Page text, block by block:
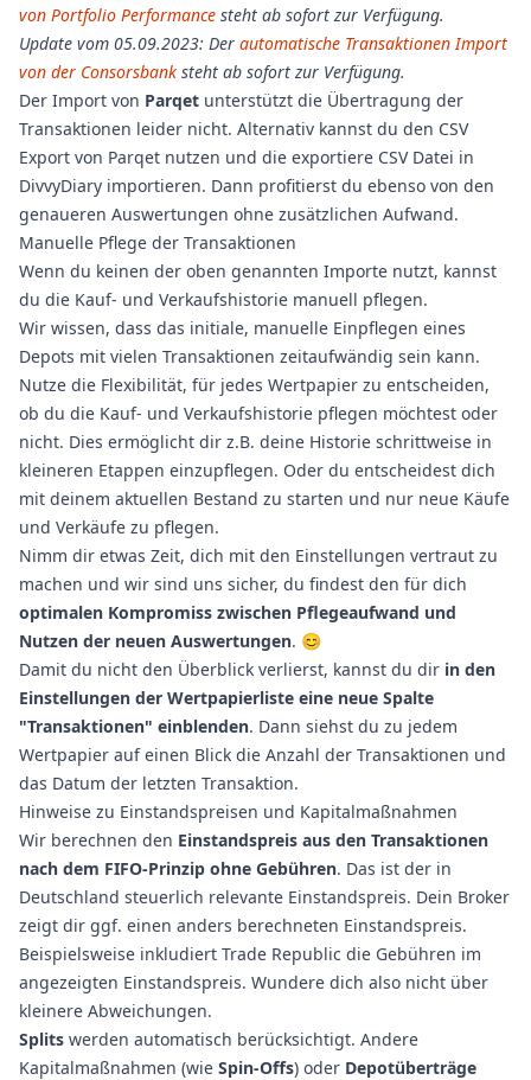
von Portfolio Performance steht ab sofort zur Verfügung.
Update vom 05.09.2023: Der automatische Transaktionen Import
von der Consorsbank steht ab sofort zur Verfügung.
Der Import von Parqet unterstützt die Übertragung der
Transaktionen leider nicht. Alternativ kannst du den CSV
Export von Parqet nutzen und die exportiere CSV Datei in
DivvyDiary importieren. Dann profitierst du ebenso von den
genaueren Auswertungen ohne zusätzlichen Aufwand.
Manuelle Pflege der Transaktionen
Wenn du keinen der oben genannten Importe nutzt, kannst
du die Kauf- und Verkaufshistorie manuell pflegen.
Wir wissen, dass das initiale, manuelle Einpflegen eines
Depots mit vielen Transaktionen zeitaufwändig sein kann.
Nutze die Flexibilität, für jedes Wertpapier zu entscheiden,
ob du die Kauf- und Verkaufshistorie pflegen möchtest oder
nicht. Dies ermöglicht dir z.B. deine Historie schrittweise in
kleineren Etappen einzupflegen. Oder du entscheidest dich
mit deinem aktuellen Bestand zu starten und nur neue Käufe
und Verkäufe zu pflegen.
Nimm dir etwas Zeit, dich mit den Einstellungen vertraut zu
machen und wir sind uns sicher, du findest den für dich
optimalen Kompromiss zwischen Pflegeaufwand und
Nutzen der neuen Auswertungen. 😊
Damit du nicht den Überblick verlierst, kannst du dir in den
Einstellungen der Wertpapierliste eine neue Spalte
"Transaktionen" einblenden. Dann siehst du zu jedem
Wertpapier auf einen Blick die Anzahl der Transaktionen und
das Datum der letzten Transaktion.
Hinweise zu Einstandspreisen und Kapitalmaßnahmen
Wir berechnen den Einstandspreis aus den Transaktionen
nach dem FIFO-Prinzip ohne Gebühren. Das ist der in
Deutschland steuerlich relevante Einstandspreis. Dein Broker
zeigt dir ggf. einen anders berechneten Einstandspreis.
Beispielsweise inkludiert Trade Republic die Gebühren im
angezeigten Einstandspreis. Wundere dich also nicht über
kleinere Abweichungen.
Splits werden automatisch berücksichtigt. Andere
Kapitalmaßnahmen (wie Spin-Offs) oder Depotüberträge